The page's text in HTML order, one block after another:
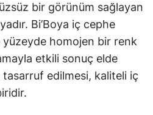
bir görünüm sağlayan
Bi’Boya iç cephe
yüzeyde homojen bir renk
etkili sonuç elde
edilmesi, kaliteli iç